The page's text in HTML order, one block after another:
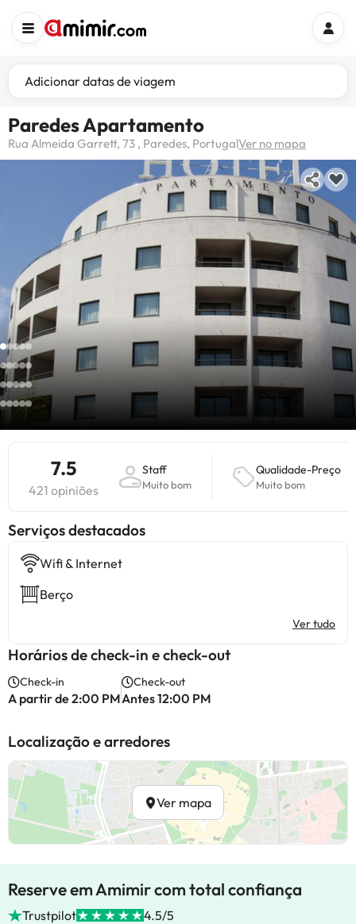
Adicionar datas de viagem
Paredes Apartamento
Rua Almeida Garrett, 73 , Paredes, PortugalVer no mapa
7.5
421 opiniões
Staff
Muito bom
Qualidade-Preço
Muito bom
Serviços destacados
Wifi & Internet
Berço
Ver tudo
Horários de check-in e check-out
Check-in
A partir de 2:00 PM
Check-out
Antes 12:00 PM
Localização e arredores
Ver mapa
Reserve em Amimir com total confiança
Trustpilot 4.5/5